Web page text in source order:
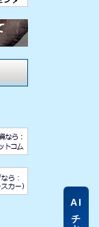
AI